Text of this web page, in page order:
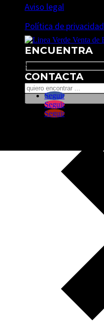
Aviso legal
Política de privacidad
ENCUENTRA
Search
CONTACTA
Seguir
Seguir
Seguir